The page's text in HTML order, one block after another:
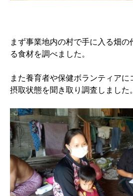
まず事業地内の村で手に入る畑の
る食材を調べました。
また養育者や保健ボランティアに
摂取状態を聞き取り調査しました。